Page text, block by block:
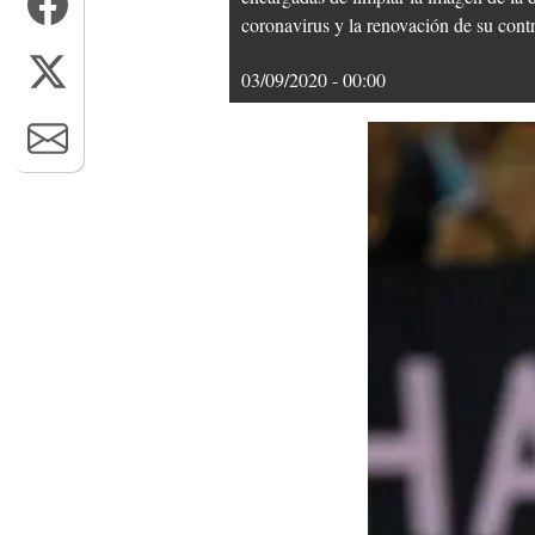
coronavirus y la renovación de su
03/09/2020 - 00:00